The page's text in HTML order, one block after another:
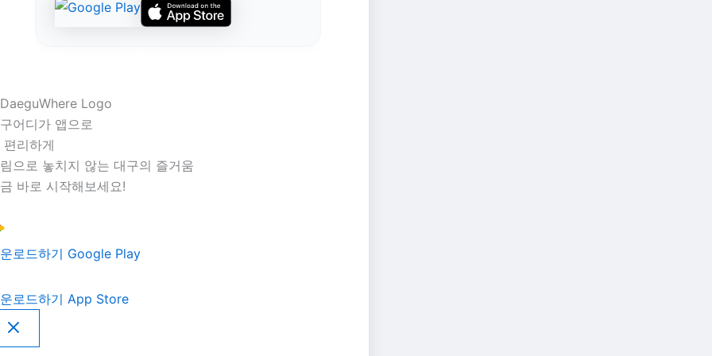
어디가 앱으로
편리하게
으로 놓치지 않는 대구의 즐거움
바로 시작해보세요!
로드하기 Google Play
로드하기 App Store